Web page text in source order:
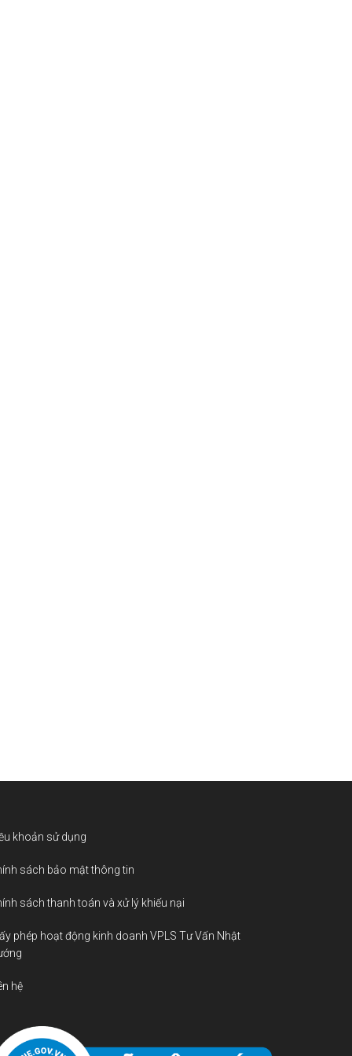
khoản sử dụng
sách bảo mật thông tin
sách thanh toán và xử lý khiếu nại
phép hoạt động kinh doanh VPLS Tư Vấn Nhật
hệ